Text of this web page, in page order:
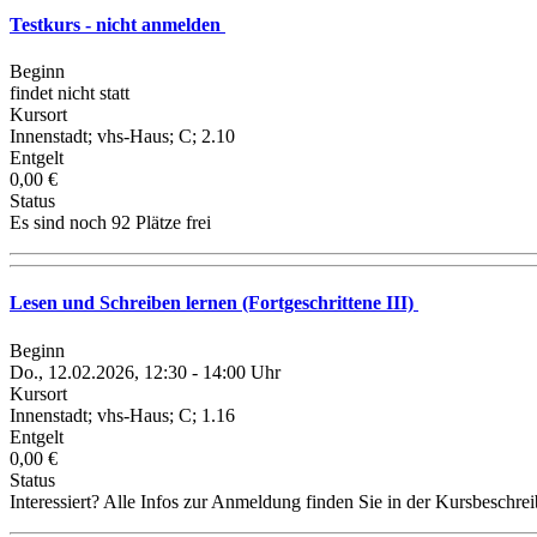
Testkurs - nicht anmelden
Beginn
findet nicht statt
Kursort
Innenstadt; vhs-Haus; C; 2.10
Entgelt
0,00 €
Status
Es sind noch 92 Plätze frei
Lesen und Schreiben lernen (Fortgeschrittene III)
Beginn
Do., 12.02.2026, 12:30 - 14:00 Uhr
Kursort
Innenstadt; vhs-Haus; C; 1.16
Entgelt
0,00 €
Status
Interessiert? Alle Infos zur Anmeldung finden Sie in der